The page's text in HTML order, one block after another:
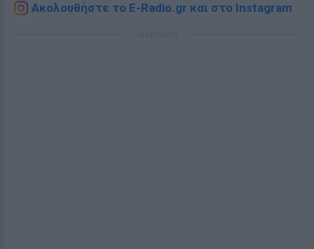
Ακολουθήστε το E-Radio.gr και στο Instagram